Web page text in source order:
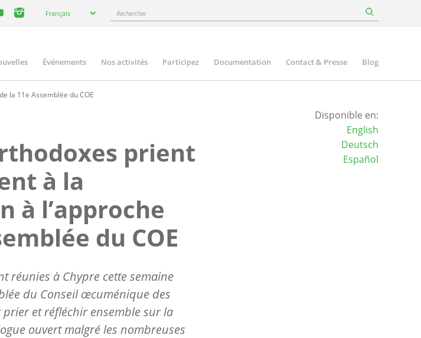
your
Français Rechercher
Événements Nos activités Participez Documentation Contact & Presse Blog
la 11e Assemblée du COE
prient
à la
à l’approche
du COE
réunies à Chypre cette semaine
du Conseil œcuménique des
prier et réfléchir ensemble sur la
ouvert malgré les nombreuses
Disponible en:
English
Deutsch
Español